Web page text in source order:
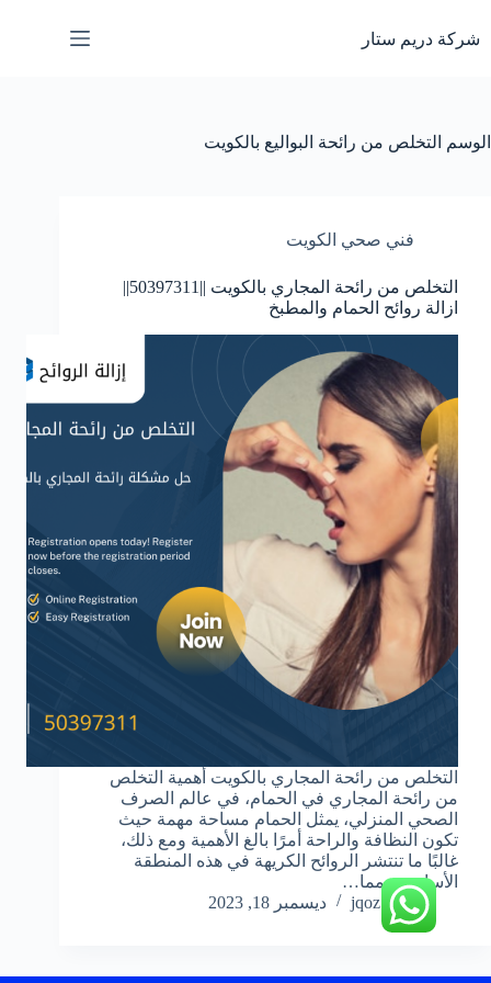
إلى
المحتوى
شركة دريم ستار
الوسم التخلص من رائحة البواليع بالكويت
فني صحي الكويت
التخلص من رائحة المجاري بالكويت ||50397311||
ازالة روائح الحمام والمطبخ
التخلص من رائحة المجاري بالكويت أهمية التخلص
من رائحة المجاري في الحمام، في عالم الصرف
الصحي المنزلي، يمثل الحمام مساحة مهمة حيث
تكون النظافة والراحة أمرًا بالغ الأهمية ومع ذلك،
غالبًا ما تنتشر الروائح الكريهة في هذه المنطقة
الأساسية، مما…
jqoz51ek
ديسمبر 18, 2023